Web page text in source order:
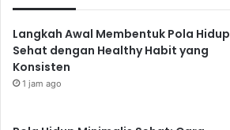
Langkah Awal Membentuk Pola Hidup
Sehat dengan Healthy Habit yang
Konsisten
1 jam ago